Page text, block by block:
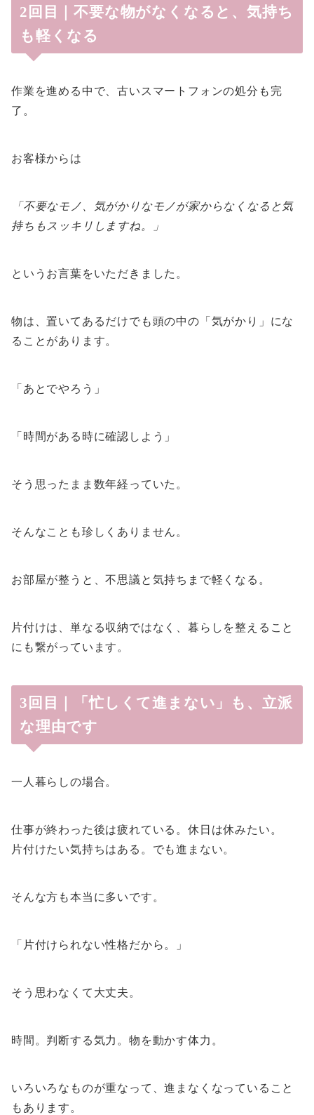
2回目｜不要な物がなくなると、気持ち
も軽くなる
作業を進める中で、古いスマートフォンの処分も完
了。
お客様からは
「不要なモノ、気がかりなモノが家からなくなると気
持ちもスッキリしますね。」
というお言葉をいただきました。
物は、置いてあるだけでも頭の中の「気がかり」にな
ることがあります。
「あとでやろう」
「時間がある時に確認しよう」
そう思ったまま数年経っていた。
そんなことも珍しくありません。
お部屋が整うと、不思議と気持ちまで軽くなる。
片付けは、単なる収納ではなく、暮らしを整えること
にも繋がっています。
3回目｜「忙しくて進まない」も、立派
な理由です
一人暮らしの場合。
仕事が終わった後は疲れている。休日は休みたい。
片付けたい気持ちはある。でも進まない。
そんな方も本当に多いです。
「片付けられない性格だから。」
そう思わなくて大丈夫。
時間。判断する気力。物を動かす体力。
いろいろなものが重なって、進まなくなっていること
もあります。